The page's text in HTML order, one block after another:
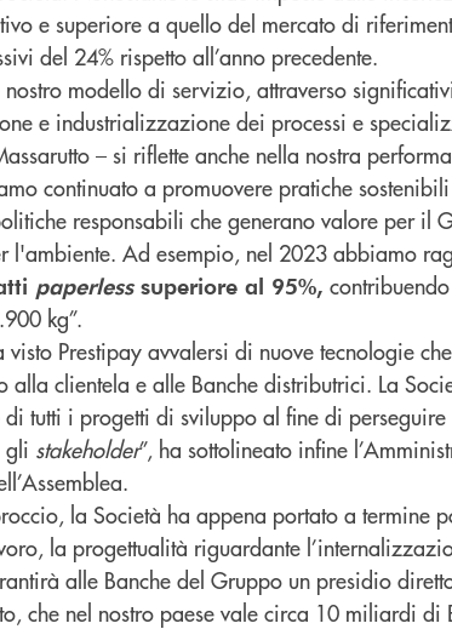
e superiore a quello del mercato di
del 24% rispetto all’anno precedente.
nostro modello di servizio, attraverso
e industrializzazione dei processi e
– si riflette anche nella nostra
continuato a promuovere pratiche
responsabili che generano valore per il
l'ambiente. Ad esempio, nel 2023 abbiamo
paperlesssuperiore al 95%,
kg”.
visto Prestipay avvalersi di nuove tecnologie
clientela e alle Banche distributrici. La
tutti i progetti di sviluppo al fine di perseguire
gli stakeholder”, ha sottolineato infine
la Società ha appena portato a termine
la progettualità riguardante
alle Banche del Gruppo un presidio
che nel nostro paese vale circa 10 miliardi di